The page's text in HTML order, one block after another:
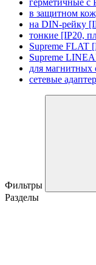
в защитном
на DIN-рейку
тонкие [IP20,
Supreme FLAT
Supreme
для
сетевые
Фильтры
Разделы